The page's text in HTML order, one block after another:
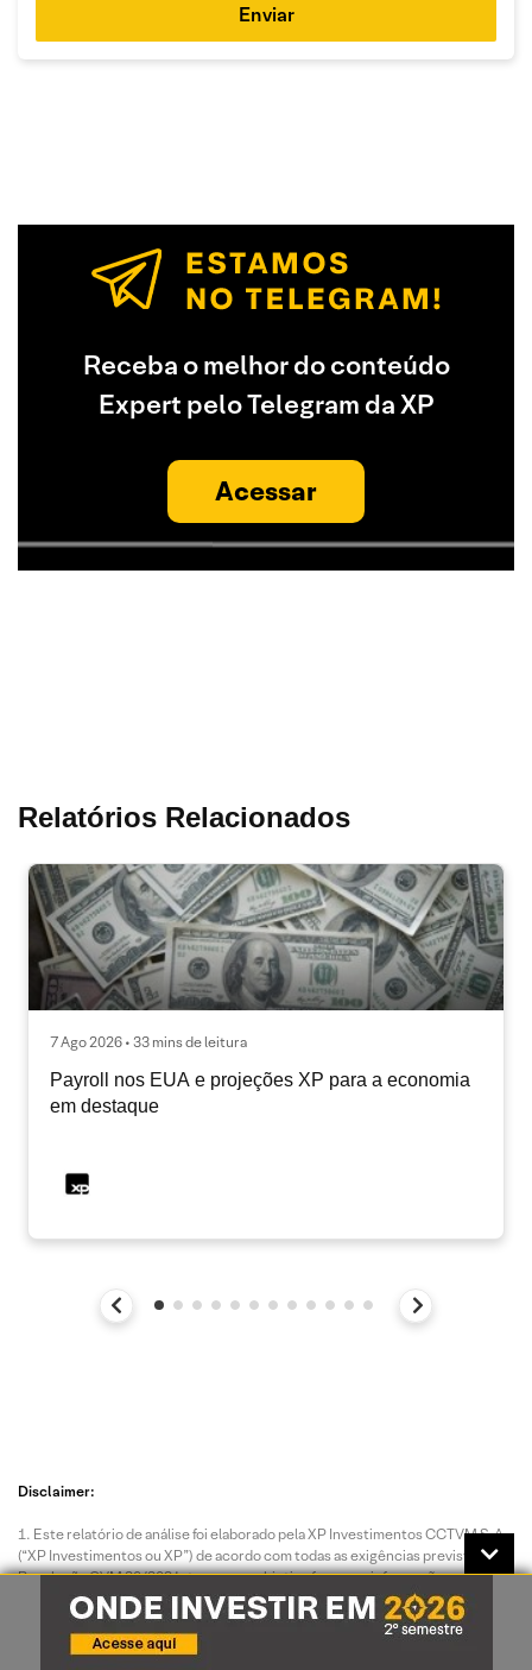
Enviar
Receba o melhor do conteúdo
Expert pelo Telegram da XP
Acessar
Relatórios Relacionados
7 Ago 2026 • 33 mins de leitura
Payroll nos EUA e projeções XP para a economia
em destaque
Disclaimer:
Este relatório de análise foi elaborado pela XP Investimentos CCTVM S.A.
(“XP Investimentos ou XP”) de acordo com todas as exigências previstas na
Resolução CVM 20/2021, tem como objetivo fornecer informações que
possam auxiliar o investidor a tomar sua própria decisão de investimento, não
constituindo qualquer tipo de oferta ou solicitação de compra e/ou venda de
qualquer produto. As informações contidas neste relatório são consideradas
válidas na data de sua divulgação e foram obtidas de fontes públicas. A XP